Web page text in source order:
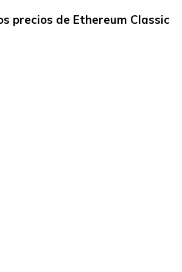
precios de Ethereum Classic